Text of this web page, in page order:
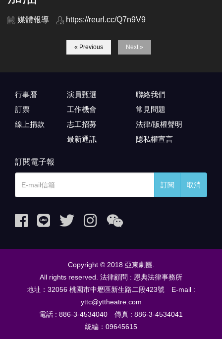
媒體報導 https://reurl.cc/Q7n9V9
« Previous Next »
行事曆
訂票
線上捐款
演員甄選
工作機會
志工招募
最新通訊
聯絡我們
常見問題
法律/版權聲明
隱私權宣言
訂閱電子報
訂閱 取消
Copyright © 2018 亞東劇團.
All rights reserved. 法律顧問 : 恩典法律事務所
地址：32056 桃園市中壢區新生路二段423號 E-mail :
yttc@yttheatre.com
電話 : 886-3-4534040 傳真 : 886-3-4534041
統編：09645615